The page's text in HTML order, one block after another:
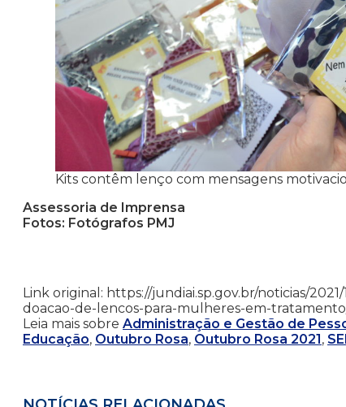
Kits contêm lenço com mensagens
Assessoria de Imprensa
Fotos: Fotógrafos PMJ
Link original: https://jundiai.sp.gov.br/noticias/
doacao-de-lencos-para-mulheres-em-
Leia mais sobre Administração e Gestão de
Educação, Outubro Rosa, Outubro Rosa 2021,